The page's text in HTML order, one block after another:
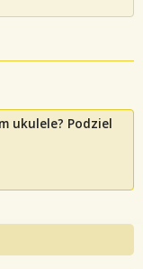
ukulele? Podziel